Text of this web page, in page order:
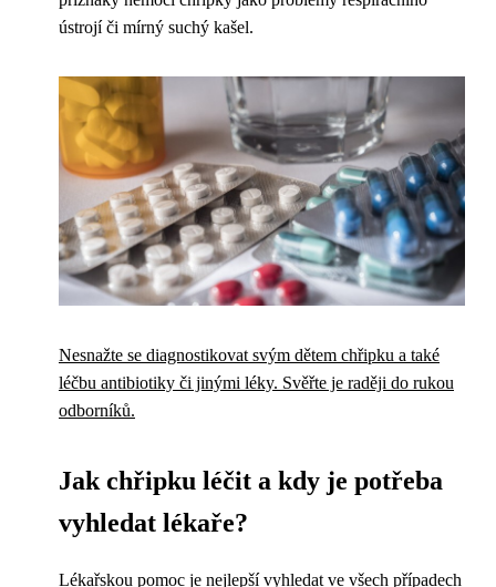
ústrojí či mírný suchý kašel.
Nesnažte se diagnostikovat svým dětem chřipku a také
léčbu antibiotiky či jinými léky. Svěřte je raději do rukou
odborníků.
Jak chřipku léčit a kdy je potřeba
vyhledat lékaře?
Lékařskou pomoc je nejlepší vyhledat ve všech případech